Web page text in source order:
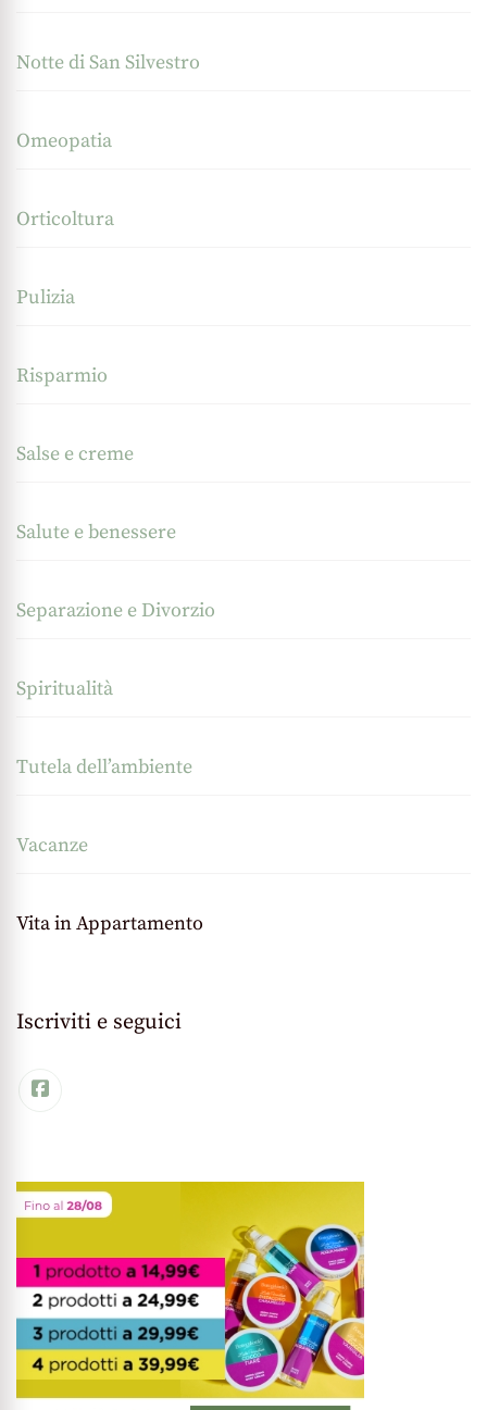
Notte di San Silvestro
Omeopatia
Orticoltura
Pulizia
Risparmio
Salse e creme
Salute e benessere
Separazione e Divorzio
Spiritualità
Tutela dell’ambiente
Vacanze
Vita in Appartamento
Iscriviti e seguici